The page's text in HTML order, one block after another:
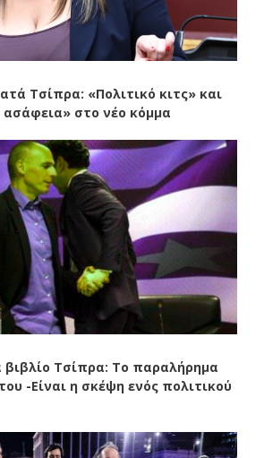
Τσίπρα: «Πολιτικό κιτς» και
ασάφεια» στο νέο κόμμα
βιβλίο Τσίπρα: Το παραλήρημα
-Είναι η σκέψη ενός πολιτικού